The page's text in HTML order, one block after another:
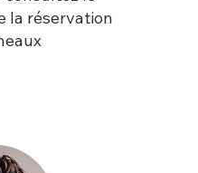
la réservation